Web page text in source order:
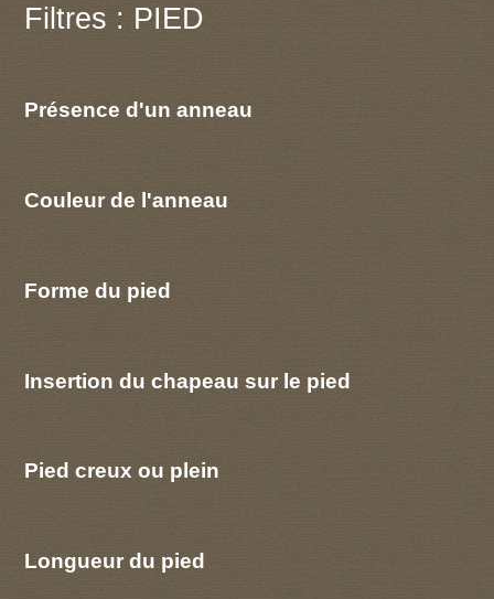
Filtres : PIED
Présence d'un anneau
Couleur de l'anneau
Forme du pied
Insertion du chapeau sur le pied
Pied creux ou plein
Longueur du pied